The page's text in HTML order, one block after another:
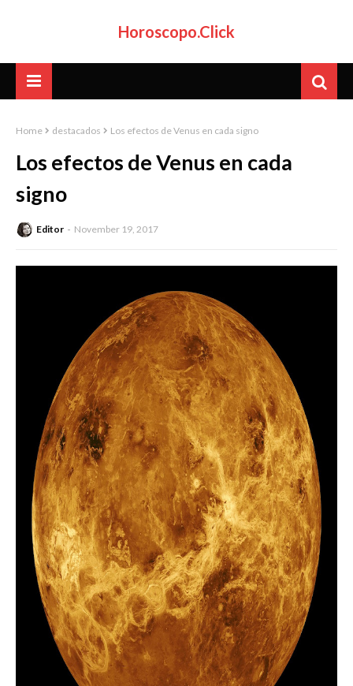
Horoscopo.Click
Home destacados Los efectos de Venus en cada signo
Los efectos de Venus en cada
signo
Editor November 19, 2017